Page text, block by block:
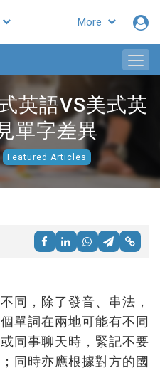
More
英語VS美式英
單字差異
Featured Articles
同，除了發音、串法，
單詞在兩地可能有不同
同事聊天時，緊記不要
同時亦應根據對方的國